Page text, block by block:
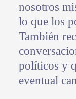
nosotros
lo que los
También
políticos y
eventual